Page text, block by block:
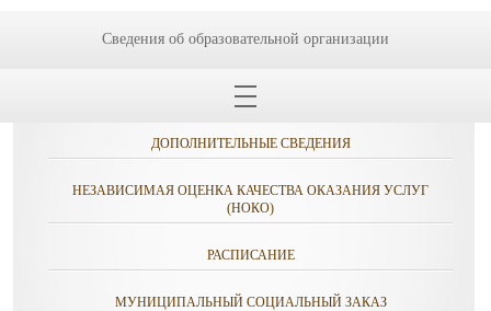
ОБРАЩЕНИЯ ГРАЖДАН
ПРОТИВОДЕЙСТВИЕ КОРРУПЦИИ
ДОПОЛНИТЕЛЬНЫЕ СВЕДЕНИЯ
НЕЗАВИСИМАЯ ОЦЕНКА КАЧЕСТВА ОКАЗАНИЯ УСЛУГ
(НОКО)
РАСПИСАНИЕ
МУНИЦИПАЛЬНЫЙ СОЦИАЛЬНЫЙ ЗАКАЗ
Сведения об образовательной организации